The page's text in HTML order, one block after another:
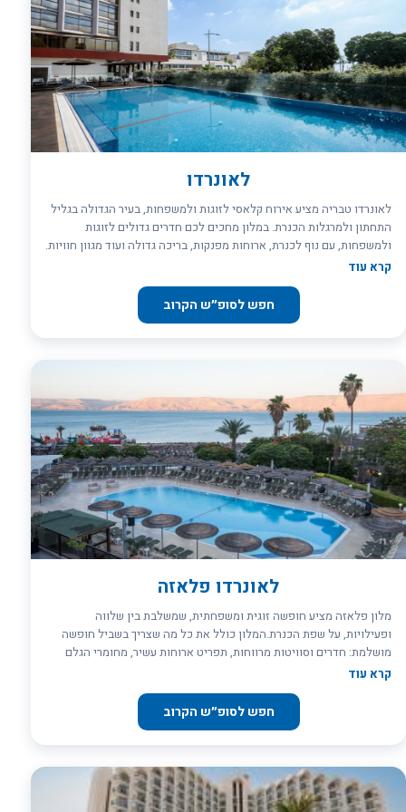
לנופש קסום על הכנרת. נופש ללא גבולות במלון U BOUTIQUE KINNERET.
זה פשוט מרגיע לכם.
לאונרדו
לאונרדו טבריה מציע אירוח קלאסי לזוגות ולמשפחות, בעיר הגדולה בגליל
התחתון ולמרגלות הכנרת. במלון מחכים לכם חדרים גדולים לזוגות
ולמשפחות, עם נוף לכנרת, ארוחות מפנקות, בריכה גדולה ועוד מגוון חוויות.
המלון ממוקם בין העיר לטבע ומבטיח חופשה שלווה ושקטה. קרבתו לכנרת
קרא עוד
חפש לסופ״ש הקרוב
לאונרדו פלאזה
מלון פלאזה מציע חופשה זוגית ומשפחתית, שמשלבת בין שלווה
ופעילויות, על שפת הכנרת.המלון כולל את כל מה שצריך בשביל חופשה
מושלמת: חדרים וסוויטות מרווחות, תפריט ארוחות עשיר, מחומרי הגלם
הטובים ביותר, מתחם ספא הכולל מגוון טיפולים, בריכת ג'קוזי ומתקנים
משחקים ופעילויות שכולם אוהבים (סגור זמנית עד סוף חודש פברואר
קרא עוד
חפש לסופ״ש הקרוב